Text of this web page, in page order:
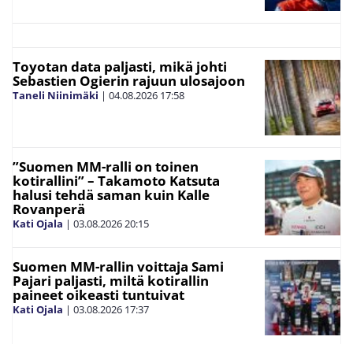
Toyotan data paljasti, mikä johti
Sebastien Ogierin rajuun ulosajoon
Taneli Niinimäki | 04.08.2026 17:58
”Suomen MM-ralli on toinen
kotirallini” – Takamoto Katsuta
halusi tehdä saman kuin Kalle
Rovanperä
Kati Ojala | 03.08.202620:15
Suomen MM-rallin voittaja Sami
Pajari paljasti, miltä kotirallin
paineet oikeasti tuntuivat
Kati Ojala | 03.08.2026 17:37